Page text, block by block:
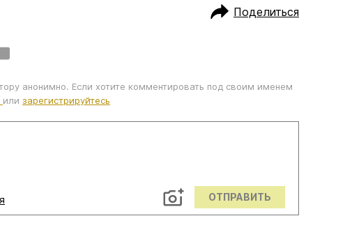
Поделиться
анонимно. Если хотите комментировать под своим именем
или зарегистрируйтесь
ОТПРАВИТЬ